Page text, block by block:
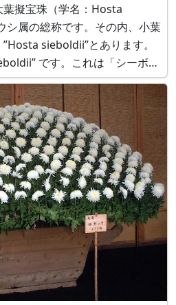
擬宝珠（学名：Hosta
属の総称です。その内、小葉
sieboldii”とあります。
です。これは「シーボル
時代に来日した医師兼植物学
氏（Philip